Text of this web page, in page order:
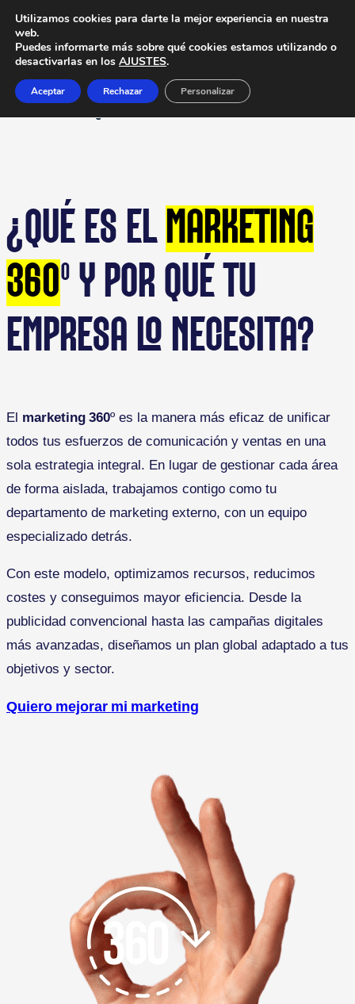
¿QUÉ ES EL MARKETING
360º Y POR QUÉ TU
EMPRESA LO NECESITA?
El marketing 360º es la manera más eficaz de unificar
todos tus esfuerzos de comunicación y ventas en una
sola estrategia integral. En lugar de gestionar cada área
de forma aislada, trabajamos contigo como tu
departamento de marketing externo, con un equipo
especializado detrás.
Con este modelo, optimizamos recursos, reducimos
costes y conseguimos mayor eficiencia. Desde la
publicidad convencional hasta las campañas digitales
más avanzadas, diseñamos un plan global adaptado a tus
objetivos y sector.
Quiero mejorar mi marketing
Utilizamos cookies para darte la mejor experiencia en nuestra
web.
Puedes informarte más sobre qué cookies estamos utilizando o
desactivarlas en los AJUSTES.
Aceptar Rechazar Personalizar